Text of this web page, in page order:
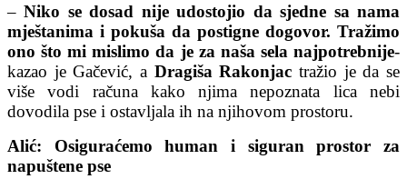
–Niko se dosad nije udostojio da sjedne sa nama
mještanima i pokuša da postigne dogovor. Tražimo
ono što mi mislimo da je za naša sela najpotrebnije-
kazao je Gačević, a Dragiša Rakonjac tražio je da se
više vodi računa kako njima nepoznata lica nebi
dovodila pse i ostavljala ih na njihovom prostoru.
Alić: Osiguraćemo human i siguran prostor za
napuštene pse